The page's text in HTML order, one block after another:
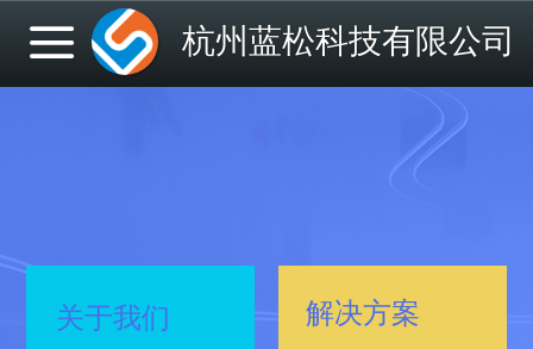
杭州蓝松科技有限公司
关于我们 解决方案